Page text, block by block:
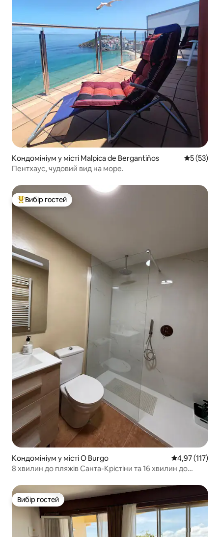
Кондомініум у місті Malpica de Bergantiños Середня
5 (53)
Пентхаус, чудовий вид на море.
Топ вибір гостей
Вибір гостей
Кондомініум у місті O Burgo Середня
4,97 (117)
8 хвилин до пляжів Санта-Крістіни та 16 хвилин до
Вибір гостей
Вибір гостей